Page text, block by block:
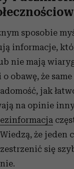
sposobie
informacje,
nie mają
obawę, że
jak
na opinie
że jeden
się